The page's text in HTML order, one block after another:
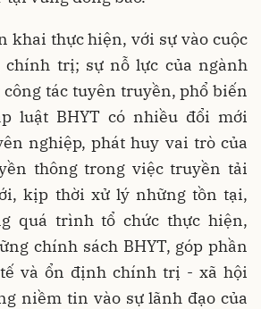
khai thực hiện, với sự vào cuộc
chính trị; sự nỗ lực của ngành
công tác tuyên truyền, phổ biến
luật BHYT có nhiều đổi mới
nghiệp, phát huy vai trò của
thông trong việc truyền tải
kịp thời xử lý những tồn tại,
quá trình tổ chức thực hiện,
chính sách BHYT, góp phần
và ổn định chính trị - xã hội
niềm tin vào sự lãnh đạo của